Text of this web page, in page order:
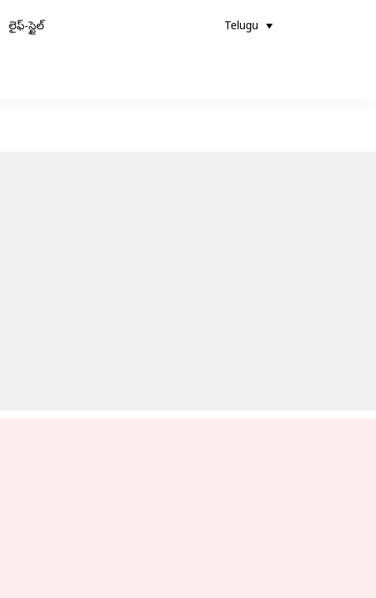
లైఫ్-స్టైల్ Telugu